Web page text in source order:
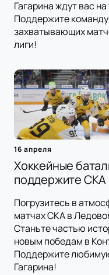
Гагарина ждут вас
Поддержите
захватывающих
лиги!
16 апреля
Хоккейные
поддержите СКА
Погрузитесь в
матчах СКА в
Станьте частью
новым победам в
Поддержите
Гагарина!